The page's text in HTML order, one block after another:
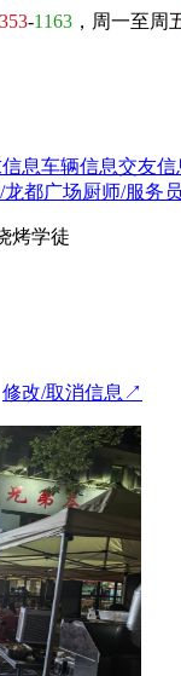
-1163 ，周一至周
息车辆信息交友信
都广场厨师/服务员
烤学徒
修改/取消信息↗